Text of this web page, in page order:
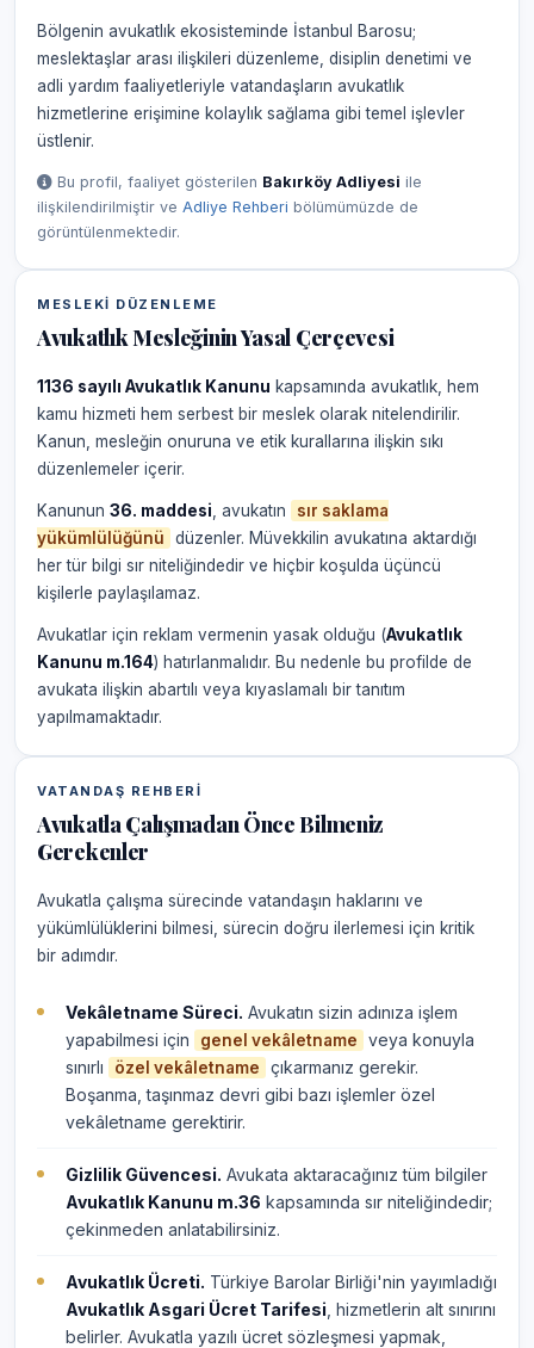
Bölgenin avukatlık ekosisteminde İstanbul Barosu;
meslektaşlar arası ilişkileri düzenleme, disiplin denetimi ve
adli yardım faaliyetleriyle vatandaşların avukatlık
hizmetlerine erişimine kolaylık sağlama gibi temel işlevler
üstlenir.
Bu profil, faaliyet gösterilen Bakırköy Adliyesi ile
ilişkilendirilmiştir ve Adliye Rehberi bölümümüzde de
görüntülenmektedir.
MESLEKI DÜZENLEME
Avukatlık Mesleğinin Yasal Çerçevesi
1136 sayılı Avukatlık Kanunu kapsamında avukatlık, hem
kamu hizmeti hem serbest bir meslek olarak nitelendirilir.
Kanun, mesleğin onuruna ve etik kurallarına ilişkin sıkı
düzenlemeler içerir.
Kanunun 36. maddesi , avukatın
sır saklama
yükümlülüğünü
düzenler. Müvekkilin avukatına aktardığı
her tür bilgi sır niteliğindedir ve hiçbir koşulda üçüncü
kişilerle paylaşılamaz.
Avukatlar için reklam vermenin yasak olduğu (Avukatlık
Kanunu m.164) hatırlanmalıdır. Bu nedenle bu profilde de
avukata ilişkin abartılı veya kıyaslamalı bir tanıtım
yapılmamaktadır.
VATANDAŞ REHBERI
Avukatla Çalışmadan Önce Bilmeniz
Gerekenler
Avukatla çalışma sürecinde vatandaşın haklarını ve
yükümlülüklerini bilmesi, sürecin doğru ilerlemesi için kritik
bir adımdır.
Vekâletname Süreci. Avukatın sizin adınıza işlem
yapabilmesi için
genel vekâletname
veya konuyla
sınırlı
özel vekâletname
çıkarmanız gerekir.
Boşanma, taşınmaz devri gibi bazı işlemler özel
vekâletname gerektirir.
Gizlilik Güvencesi. Avukata aktaracağınız tüm bilgiler
Avukatlık Kanunu m.36 kapsamında sır niteliğindedir;
çekinmeden anlatabilirsiniz.
Avukatlık Ücreti. Türkiye Barolar Birliği'nin yayımladığı
Avukatlık Asgari Ücret Tarifesi , hizmetlerin alt sınırını
belirler. Avukatla yazılı ücret sözleşmesi yapmak,